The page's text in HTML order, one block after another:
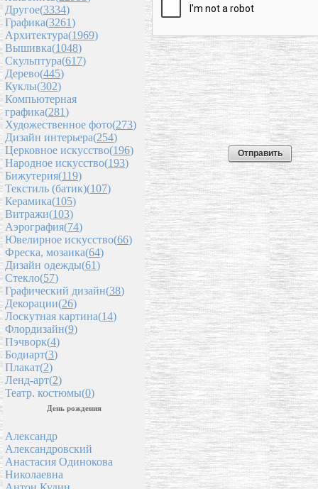
Другое(3334)
Графика(3261)
Архитектура(1969)
Вышивка(1048)
Скульптура(617)
Дерево(445)
Куклы(302)
Компьютерная
графика(281)
Художественное фото(273)
Дизайн интерьера(254)
Церковное искусство(196)
Народное искусство(193)
Бижутерия(119)
Текстиль (батик)(107)
Керамика(105)
Витражи(103)
Аэрография(74)
Ювелирное искусство(66)
Фреска, мозаика(64)
Дизайн одежды(61)
Стекло(57)
Графический дизайн(38)
Декорации(26)
Лоскутная картина(14)
Флордизайн(9)
Пэчворк(4)
Бодиарт(3)
Плакат(2)
Ленд-арт(2)
Театр. костюмы(0)
День рождения
Александр
Александровский
Анастасия Одинокова
Николаевна